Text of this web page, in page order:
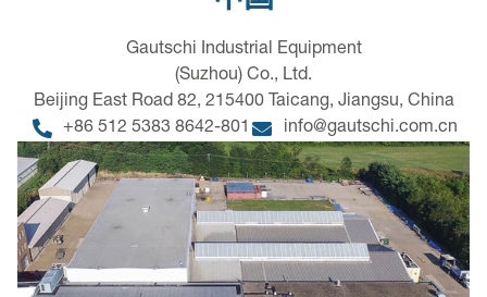
Gautschi Industrial Equipment
(Suzhou) Co., Ltd.
Beijing East Road 82, 215400 Taicang, Jiangsu, China
+86 512 5383 8642-801
info@gautschi.com.cn